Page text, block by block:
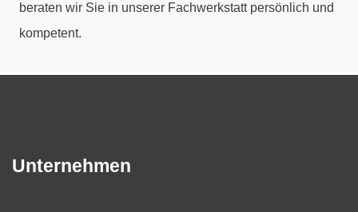
beraten wir Sie in unserer Fachwerkstatt persönlich und
kompetent.
Unternehmen